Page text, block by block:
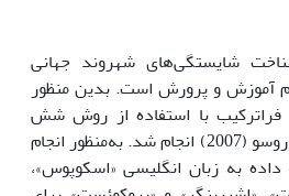
شایستگی‌های شهروند جهانی
آموزش و پرورش است. بدین منظور
با استفاده از روش شش
مرحله‌ای ساندلوسکی و باروسو (2007) انجام شد. به‌منظور انجام
داده به زبان انگلیسی «اسکوپوس»،